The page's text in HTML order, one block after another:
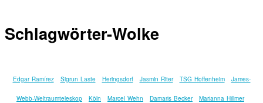
Schlagwörter-Wolke
Edgar Ramírez Sigrun Laste Heringsdorf Jasmin Riter TSG Hoffenheim James-
Webb-Weltraumteleskop Köln Marcel Wehn Damaris Becker Marianna Hillmer